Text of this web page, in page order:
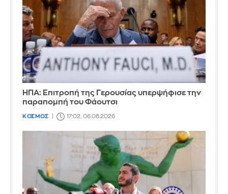
ΗΠΑ: Επιτροπή της Γερουσίας υπερψήφισε την
παραπομπή του Φάουτσι
ΚΟΣΜΟΣ 17:02, 06.08.2026